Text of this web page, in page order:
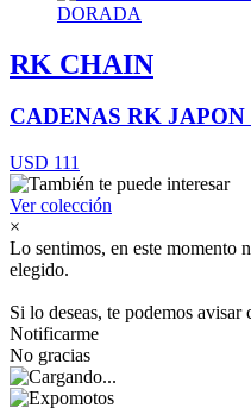
RK CHAIN
CADENAS RK
USD 111
Ver colección
×
Lo sentimos, en este momento
elegido.
Si lo deseas, te podemos
Notificarme
No gracias